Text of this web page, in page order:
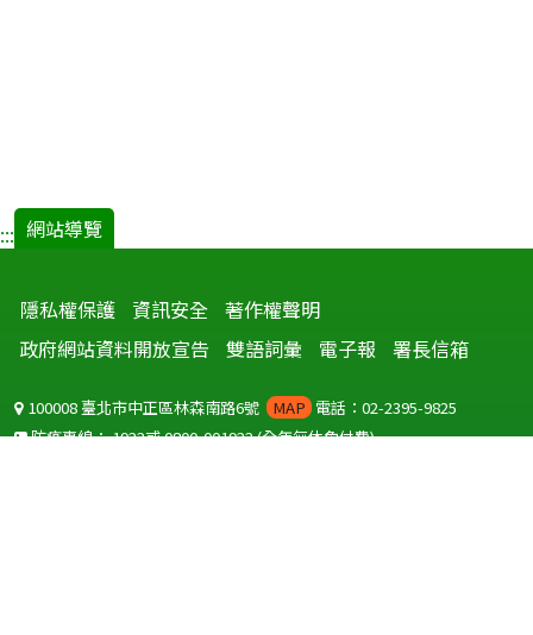
::: 網站導覽
隱私權保護 資訊安全 著作權聲明
政府網站資料開放宣告
雙語詞彙 電子報 署長信箱
100008 臺北市中正區林森南路6號 MAP 電話：02-2395-9825
防疫專線：1922或0800-001922(全年無休免付費)